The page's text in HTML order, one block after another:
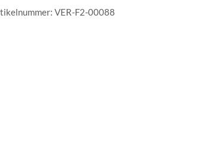
VER-F2-00088